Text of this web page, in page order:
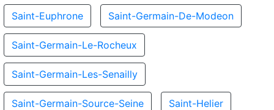
Saint-Euphrone Saint-Germain-De-Modeon
Saint-Germain-Le-Rocheux
Saint-Germain-Les-Senailly
Saint-Germain-Source-Seine Saint-Helier